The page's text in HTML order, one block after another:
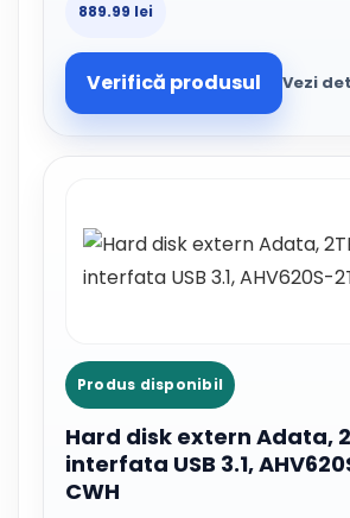
889.99 lei
Verifică produsul Vezi
Produs disponibil
Hard disk extern Adata,
interfata USB 3.1,
CWH